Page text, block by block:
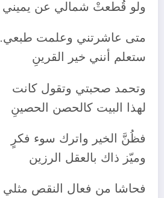
ولو قُطعتْ شمالي عن يميني
متى عاشرتني وعلمت طبعي.
ستعلم أنني خير القرينِ
وتحمد صحبتي وتقول كانت
لهذا البيت كالحصن الحصينِ
فظُنَّ الخير واترك سوء فكرٍ
وميّز ذاك بالعقل الرزين
فحاشا من فعال النقص مثلي